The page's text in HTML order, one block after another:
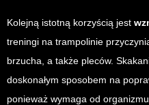
Kolejną istotną korzyścią jest
treningi na trampolinie
brzucha, a także pleców.
doskonałym sposobem na
ponieważ wymaga od